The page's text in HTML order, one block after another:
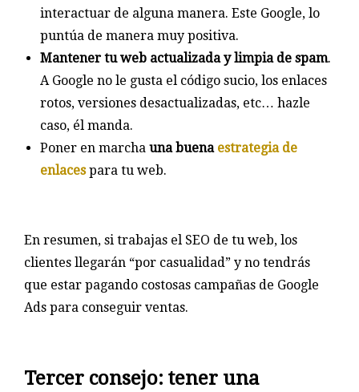
interactuar de alguna manera. Este Google, lo
puntúa de manera muy positiva.
Mantener tu web actualizada y limpia de spam.
A Google no le gusta el código sucio, los enlaces
rotos, versiones desactualizadas, etc… hazle
caso, él manda.
Poner en marcha una buena estrategia de
enlacespara tu web.
En resumen, si trabajas el SEO de tu web, los
clientes llegarán “por casualidad” y no tendrás
que estar pagando costosas campañas de Google
Ads para conseguir ventas.
Tercer consejo: tener una